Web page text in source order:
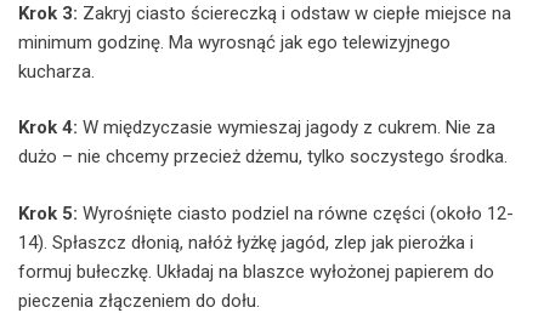
Krok 3: Zakryj ciasto ściereczką i odstaw w ciepłe miejsce na
minimum godzinę. Ma wyrosnąć jak ego telewizyjnego
kucharza.
Krok 4: W międzyczasie wymieszaj jagody z cukrem. Nie za
dużo – nie chcemy przecież dżemu, tylko soczystego środka.
Krok 5: Wyrośnięte ciasto podziel na równe części (około 12-
14). Spłaszcz dłonią, nałóż łyżkę jagód, zlep jak pierożka i
formuj bułeczkę. Układaj na blaszce wyłożonej papierem do
pieczenia złączeniem do dołu.